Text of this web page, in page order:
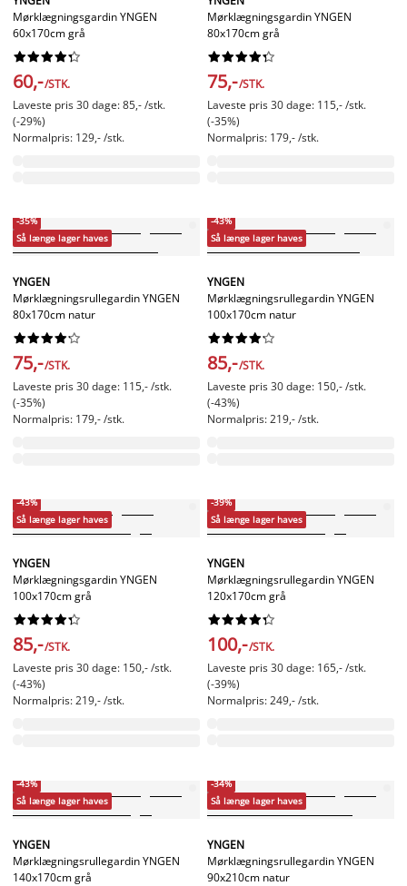
Mørklægningsgardin YNGEN
60x170cm grå






60,-/STK.
Laveste pris 30 dage: 85,- /stk.
(-29%)
Normalpris: 129,- /stk.
Mørklægningsgardin YNGEN
80x170cm grå






75,-/STK.
Laveste pris 30 dage: 115,- /stk.
(-35%)
Normalpris: 179,- /stk.
-35%
Så længe lager haves
YNGEN
Mørklægningsrullegardin YNGEN
80x170cm natur






75,-/STK.
Laveste pris 30 dage: 115,- /stk.
(-35%)
Normalpris: 179,- /stk.
-43%
Så længe lager haves
YNGEN
Mørklægningsrullegardin YNGEN
100x170cm natur






85,-/STK.
Laveste pris 30 dage: 150,- /stk.
(-43%)
Normalpris: 219,- /stk.
-43%
Så længe lager haves
YNGEN
Mørklægningsgardin YNGEN
100x170cm grå






85,-/STK.
Laveste pris 30 dage: 150,- /stk.
(-43%)
Normalpris: 219,- /stk.
-39%
Så længe lager haves
YNGEN
Mørklægningsrullegardin YNGEN
120x170cm grå






100,-/STK.
Laveste pris 30 dage: 165,- /stk.
(-39%)
Normalpris: 249,- /stk.
-43%
Så længe lager haves
YNGEN
Mørklægningsrullegardin YNGEN
140x170cm grå
-34%
Så længe lager haves
YNGEN
Mørklægningsrullegardin YNGEN
90x210cm natur